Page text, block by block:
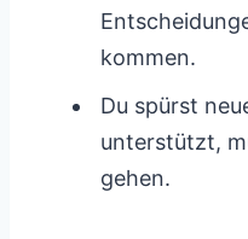
kommen.
Du spürst
unterstützt,
gehen.